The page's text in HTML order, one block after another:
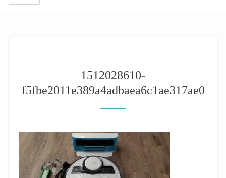
1512028610-
f5fbe2011e389a4adbaea6c1ae317ae0